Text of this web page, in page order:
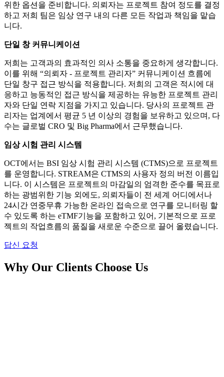
위한 옵션을 준비합니다. 의뢰자는 프로젝트 참여 정도를 결정
하고 저희 팀은 임상 연구 내의 다른 모든 작업과 책임을 맡습
니다.
단일 창 커뮤니케이션
저희는 고객과의 효과적인 의사 소통을 중요하게 생각합니다.
이를 위해 “의뢰자 - 프로젝트 관리자” 커뮤니케이션 흐름에
단일 창구 접근 방식을 적용합니다. 저희의 고객은 적시에 대
응하고 능동적인 접근 방식을 제공하는 유능한 프로젝트 관리
자와 단일 연락 지점을 가지고 있습니다. 당사의 프로젝트 관
리자는 업계에서 평균 5 년 이상의 경험을 보유하고 있으며, 다
수는 글로벌 CRO 및 Big Pharma에서 근무했습니다.
임상 시험 관리 시스템
OCT에서는 BSI 임상 시험 관리 시스템 (CTMS)으로 프로젝트
를 운영합니다. STREAM은 CTMS의 사용자 정의 버전 이름입
니다. 이 시스템은 프로젝트의 마감일의 엄격한 준수를 목표로
하는 광범위한 기능 외에도, 의뢰자들이 전 세계 어디에서나
24시간 연중무휴 가능한 온라인 접속으로 연구를 모니터링 할
수 있도록 하는 eTMF기능을 포함하고 있어, 기본적으로 프로
젝트의 작업흐름의 품질을 새로운 수준으로 끌어 올렸습니다.
답신 요청
Why Our Clients Choose Us